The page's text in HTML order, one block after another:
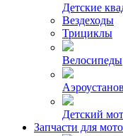
Детские
Вездеходы
Трициклы
Велосипеды
Детский
Запчасти для